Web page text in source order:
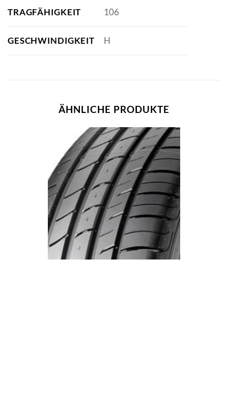
TRAGFÄHIGKEIT 106
GESCHWINDIGKEIT H
ÄHNLICHE PRODUKTE